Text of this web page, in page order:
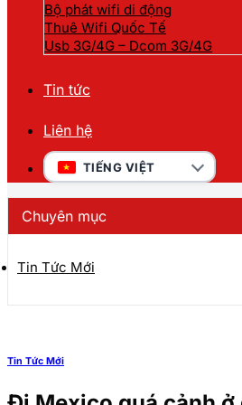
Bộ phát wifi di động
Thuê Wifi Quốc Tế
Usb 3G/4G – Dcom 3G/4G
Tin tức
Liên hệ
TIẾNG VIỆT
Chuyên mục
Tin Tức Mới
Tin Tức Mới